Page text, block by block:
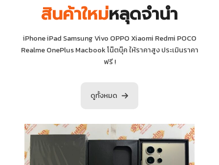
สินค้าใหม่หลุดจำนำ
iPhone iPad Samsung Vivo OPPO Xiaomi Redmi POCO
Realme OnePlus Macbook โน๊ตบุ๊ค ให้ราคาสูง ประเมินราคา
ฟรี !
ดูทั้งหมด